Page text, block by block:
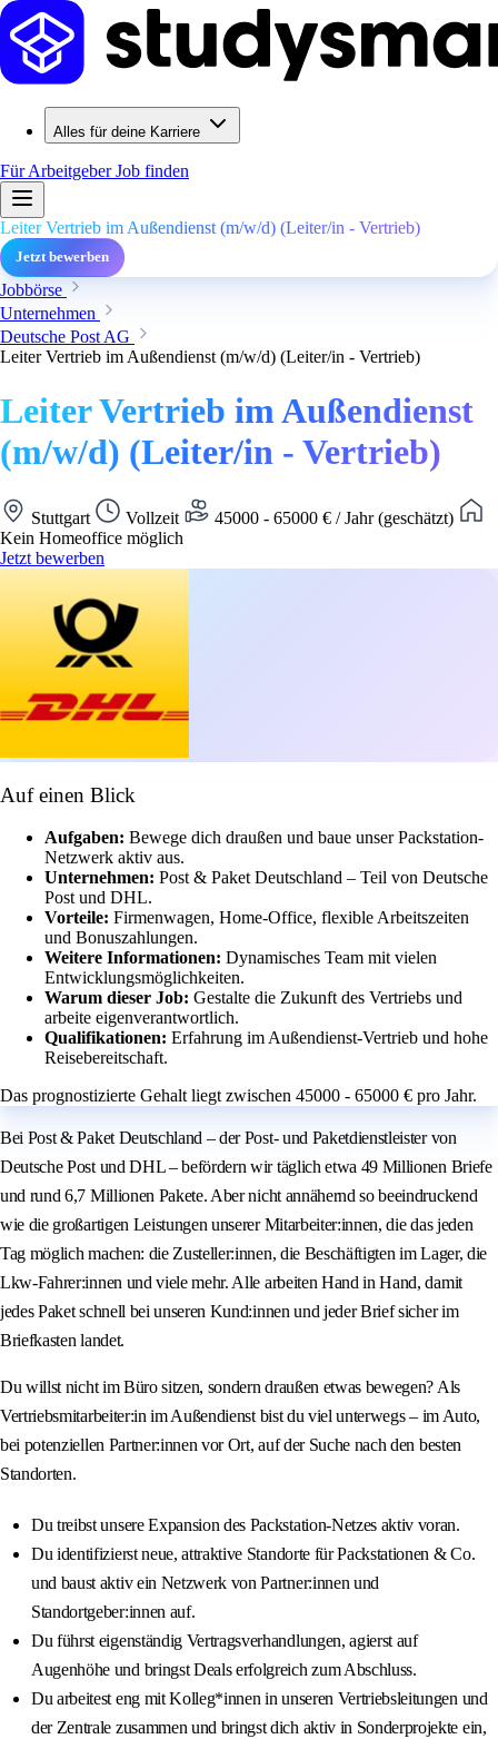
Alles für deine Karriere
Für ArbeitgeberJob finden
Leiter Vertrieb im Außendienst (m/w/d) (Leiter/in - Vertrieb)
Jetzt bewerben
Jobbörse
Unternehmen
Deutsche Post AG
Leiter Vertrieb im Außendienst (m/w/d) (Leiter/in - Vertrieb)
Leiter Vertrieb im Außendienst
(m/w/d) (Leiter/in - Vertrieb)
Stuttgart Vollzeit
45000 - 65000 € / Jahr (geschätzt)
Kein Homeoffice möglich
Jetzt bewerben
Auf einen Blick
Aufgaben: Bewege dich draußen und baue unser Packstation-
Netzwerk aktiv aus.
Unternehmen: Post & Paket Deutschland – Teil von Deutsche
Post und DHL.
Vorteile: Firmenwagen, Home-Office, flexible Arbeitszeiten
und Bonuszahlungen.
Weitere Informationen: Dynamisches Team mit vielen
Entwicklungsmöglichkeiten.
Warum dieser Job: Gestalte die Zukunft des Vertriebs und
arbeite eigenverantwortlich.
Qualifikationen: Erfahrung im Außendienst-Vertrieb und hohe
Reisebereitschaft.
Das prognostizierte Gehalt liegt zwischen 45000 - 65000 € pro Jahr.
Bei Post & Paket Deutschland – der Post- und Paketdienstleister von
Deutsche Post und DHL – befördern wir täglich etwa 49 Millionen Briefe
und rund 6,7 Millionen Pakete. Aber nicht annähernd so beeindruckend
wie die großartigen Leistungen unserer Mitarbeiter:innen, die das jeden
Tag möglich machen: die Zusteller:innen, die Beschäftigten im Lager, die
Lkw-Fahrer:innen und viele mehr. Alle arbeiten Hand in Hand, damit
jedes Paket schnell bei unseren Kund:innen und jeder Brief sicher im
Briefkasten landet.
Du willst nicht im Büro sitzen, sondern draußen etwas bewegen? Als
Vertriebsmitarbeiter:in im Außendienst bist du viel unterwegs – im Auto,
bei potenziellen Partner:innen vor Ort, auf der Suche nach den besten
Standorten.
Du treibst unsere Expansion des Packstation-Netzes aktiv voran.
Du identifizierst neue, attraktive Standorte für Packstationen & Co.
und baust aktiv ein Netzwerk von Partner:innen und
Standortgeber:innen auf.
Du führst eigenständig Vertragsverhandlungen, agierst auf
Augenhöhe und bringst Deals erfolgreich zum Abschluss.
Du arbeitest eng mit Kolleg*innen in unseren Vertriebsleitungen und
der Zentrale zusammen und bringst dich aktiv in Sonderprojekte ein,